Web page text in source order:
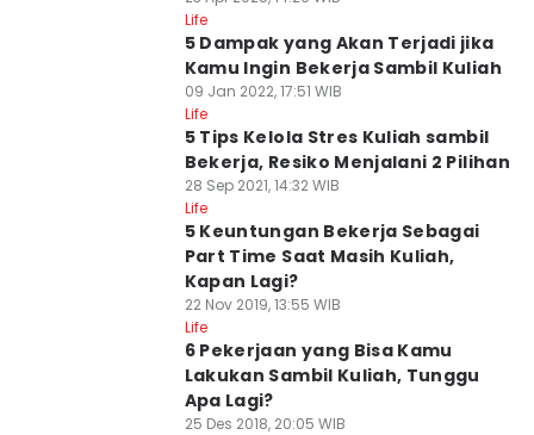
Life
5 Dampak yang Akan Terjadi jika
Kamu Ingin Bekerja Sambil Kuliah
09 Jan 2022, 17:51 WIB
Life
5 Tips Kelola Stres Kuliah sambil
Bekerja, Resiko Menjalani 2 Pilihan
28 Sep 2021, 14:32 WIB
Life
5 Keuntungan Bekerja Sebagai
Part Time Saat Masih Kuliah,
Kapan Lagi?
22 Nov 2019, 13:55 WIB
Life
6 Pekerjaan yang Bisa Kamu
Lakukan Sambil Kuliah, Tunggu
Apa Lagi?
25 Des 2018, 20:05 WIB